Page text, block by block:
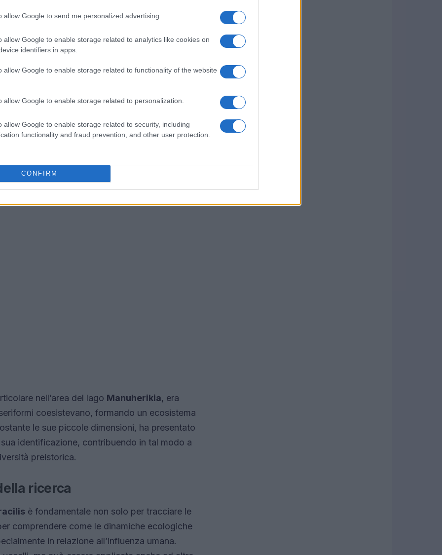
allow Google to send me personalized advertising.
allow Google to enable storage related to analytics like cookies on
identifiers in apps.
allow Google to enable storage related to functionality of the website
allow Google to enable storage related to personalization.
allow Google to enable storage related to security, including
functionality and fraud prevention, and other user protection.
CONFIRM
distinguevano per il piumaggio colorato,
con i rivali. La loro esistenza era
rendendo la loro vita sociale
significative
comportato l’impiego di tecniche avanzate.
il sito di
St Bathans
, dove è stata rinvenuta
l’analisi microscopica si è rivelata
ricorrere a
altri passeriformi della regione.
nell’area del lago Manuherikia, era
coesistevano, formando un ecosistema
le sue piccole dimensioni, ha presentato
identificazione, contribuendo in tal modo a
preistorica.
ricerca
è fondamentale non solo per tracciare le
comprendere come le dinamiche ecologiche
in relazione all’influenza umana.